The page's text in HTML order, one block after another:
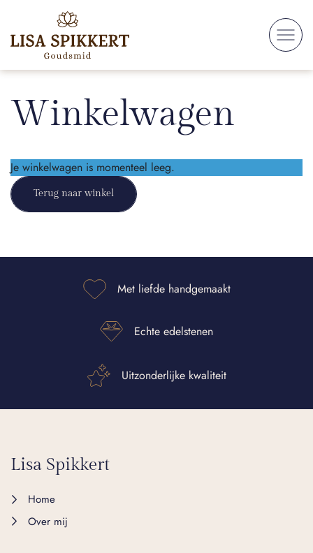
Winkelwagen
Je winkelwagen is momenteel leeg.
Terug naar winkel
Met liefde handgemaakt
Echte edelstenen
Uitzonderlijke kwaliteit
Lisa Spikkert
Home
Over mij